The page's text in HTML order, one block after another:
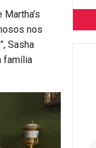
nos
Sasha
família